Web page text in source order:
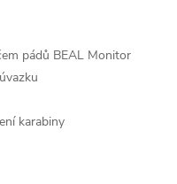
pádů BEAL Monitor
karabiny